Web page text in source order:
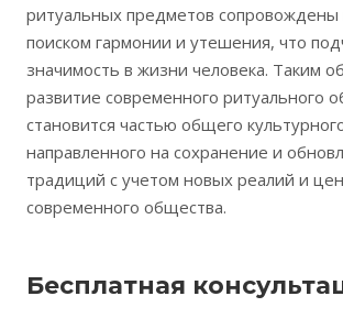
ритуальных предметов сопровождены
поиском гармонии и утешения, что
значимость в жизни человека. Таким
развитие современного ритуального
становится частью общего
направленного на сохранение и
традиций с учетом новых реалий и
современного общества.
Бесплатная